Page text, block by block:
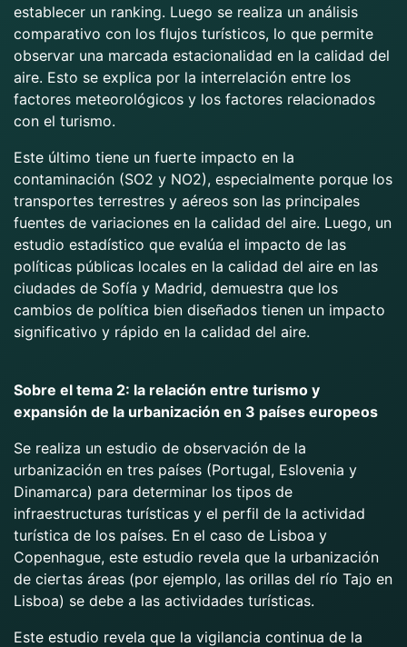
establecer un ranking. Luego se realiza un análisis
comparativo con los flujos turísticos, lo que permite
observar una marcada estacionalidad en la calidad del
aire. Esto se explica por la interrelación entre los
factores meteorológicos y los factores relacionados
con el turismo.
Este último tiene un fuerte impacto en la
contaminación (SO2 y NO2), especialmente porque los
transportes terrestres y aéreos son las principales
fuentes de variaciones en la calidad del aire. Luego, un
estudio estadístico que evalúa el impacto de las
políticas públicas locales en la calidad del aire en las
ciudades de Sofía y Madrid, demuestra que los
cambios de política bien diseñados tienen un impacto
significativo y rápido en la calidad del aire.
Sobre el tema 2: la relación entre turismo y
expansión de la urbanización en 3 países europeos
Se realiza un estudio de observación de la
urbanización en tres países (Portugal, Eslovenia y
Dinamarca) para determinar los tipos de
infraestructuras turísticas y el perfil de la actividad
turística de los países. En el caso de Lisboa y
Copenhague, este estudio revela que la urbanización
de ciertas áreas (por ejemplo, las orillas del río Tajo en
Lisboa) se debe a las actividades turísticas.
Este estudio revela que la vigilancia continua de la